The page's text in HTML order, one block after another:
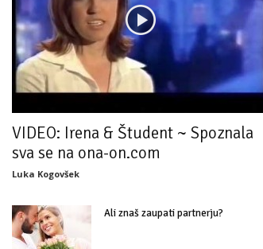
VIDEO: Irena & Študent ~ Spoznala
sva se na ona-on.com
Luka Kogovšek
Ali znaš zaupati partnerju?